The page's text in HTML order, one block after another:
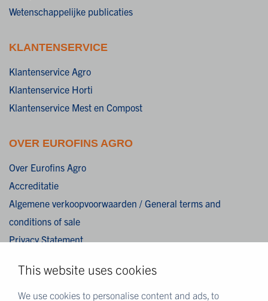
This website uses cookies
We use cookies to personalise content and ads, to
Wetenschappelijke publicaties
KLANTENSERVICE
Klantenservice Agro
Klantenservice Horti
Klantenservice Mest en Compost
OVER EUROFINS AGRO
Over Eurofins Agro
Accreditatie
Algemene verkoopvoorwaarden / General terms and
conditions of sale
Privacy Statement
Disclaimer